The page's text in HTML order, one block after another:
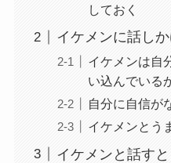
しておく
イケメンに話し
イケメンは自
い込んでいる
自分に自信が
イケメンとう
イケメンと話す